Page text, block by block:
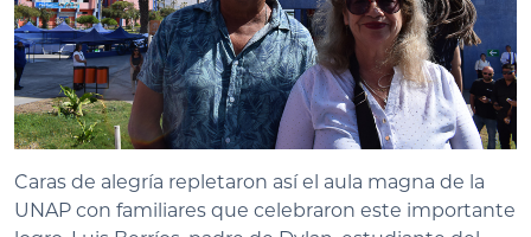
Caras de alegría repletaron así el aula magna de la
UNAP con familiares que celebraron este importante